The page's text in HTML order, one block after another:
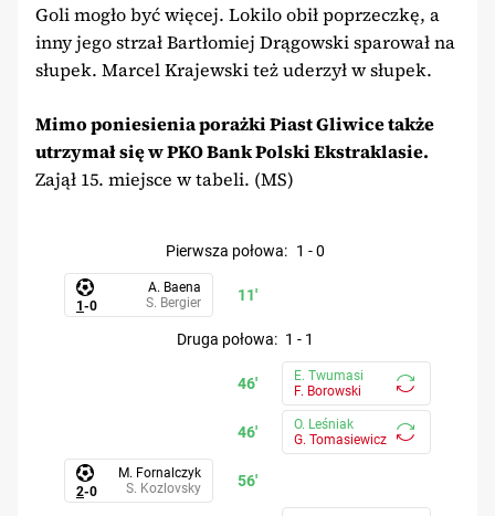
Goli mogło być więcej. Lokilo obił poprzeczkę, a
inny jego strzał Bartłomiej Drągowski sparował na
słupek. Marcel Krajewski też uderzył w słupek.
Mimo poniesienia porażki Piast Gliwice także
utrzymał się w PKO Bank Polski Ekstraklasie.
Zajął 15. miejsce w tabeli. (MS)
pierwsza połowa: 1 - 0
11'
1-0
A. Baena
S. Bergier
druga połowa: 1 - 1
46'
E. Twumasi
F. Borowski
46'
O. Leśniak
G. Tomasiewicz
56'
2-0
M. Fornalczyk
S. Kozlovsky